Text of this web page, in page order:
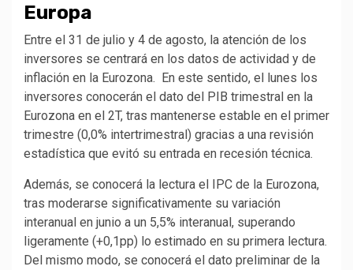
Europa
Entre el 31 de julio y 4 de agosto, la atención de los
inversores se centrará en los datos de actividad y de
inflación en la Eurozona. En este sentido, el lunes los
inversores conocerán el dato del PIB trimestral en la
Eurozona en el 2T, tras mantenerse estable en el primer
trimestre (0,0% intertrimestral) gracias a una revisión
estadística que evitó su entrada en recesión técnica.
Además, se conocerá la lectura el IPC de la Eurozona,
tras moderarse significativamente su variación
interanual en junio a un 5,5% interanual, superando
ligeramente (+0,1pp) lo estimado en su primera lectura.
Del mismo modo, se conocerá el dato preliminar de la